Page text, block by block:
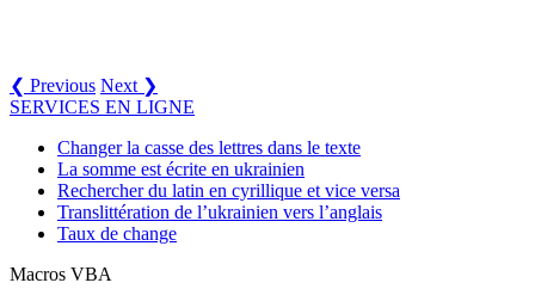
❮ Previous Next ❯
SERVICES EN LIGNE
Changer la casse des lettres dans le texte
La somme est écrite en ukrainien
Rechercher du latin en cyrillique et vice versa
Translittération de l’ukrainien vers l’anglais
Taux de change
Macros VBA